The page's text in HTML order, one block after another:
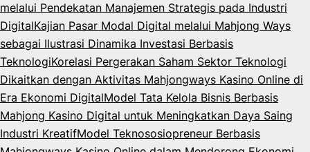
melalui Pendekatan Manajemen Strategis pada Industri
DigitalKajian Pasar Modal Digital melalui Mahjong Ways
sebagai Ilustrasi Dinamika Investasi Berbasis
TeknologiKorelasi Pergerakan Saham Sektor Teknologi
Dikaitkan dengan Aktivitas Mahjongways Kasino Online di
Era Ekonomi DigitalModel Tata Kelola Bisnis Berbasis
Mahjong Kasino Digital untuk Meningkatkan Daya Saing
Industri KreatifModel Teknososiopreneur Berbasis